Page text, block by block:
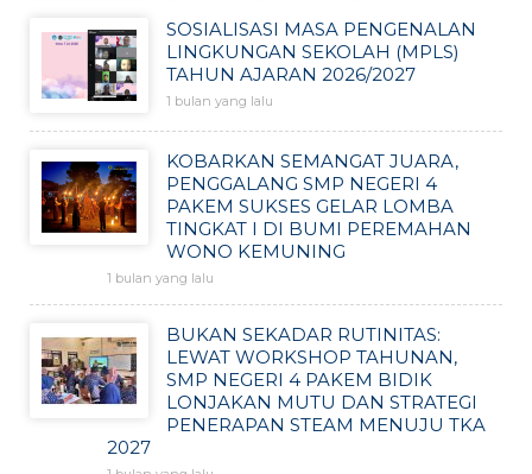
SOSIALISASI MASA PENGENALAN
LINGKUNGAN SEKOLAH (MPLS)
TAHUN AJARAN 2026/2027
1 bulan yang lalu
KOBARKAN SEMANGAT JUARA,
PENGGALANG SMP NEGERI 4
PAKEM SUKSES GELAR LOMBA
TINGKAT I DI BUMI PEREMAHAN
WONO KEMUNING
1 bulan yang lalu
BUKAN SEKADAR RUTINITAS:
LEWAT WORKSHOP TAHUNAN,
SMP NEGERI 4 PAKEM BIDIK
LONJAKAN MUTU DAN STRATEGI
PENERAPAN STEAM MENUJU TKA
2027